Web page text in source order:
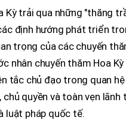
Kỳ trải qua những "thăng
định hướng phát triển
trọng của các chuyến
nhân chuyến thăm Hoa Kỳ
tắc chủ đạo trong quan
quyền và toàn vẹn lãnh
luật pháp quốc tế.